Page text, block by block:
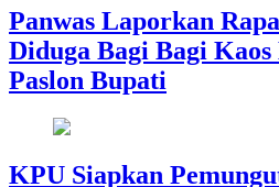
Panwas Laporkan
Diduga Bagi Bagi
Paslon Bupati
KPU Siapkan